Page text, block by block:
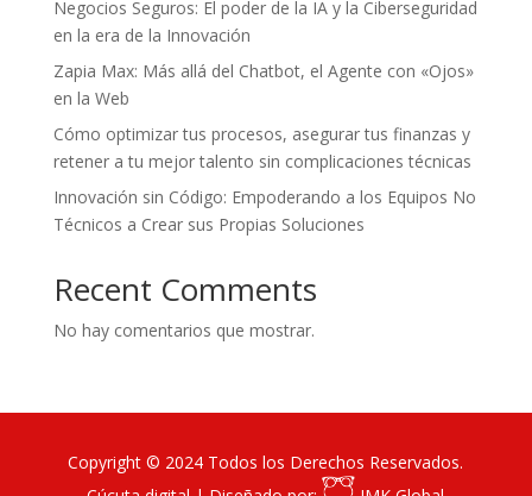
Negocios Seguros: El poder de la IA y la Ciberseguridad
en la era de la Innovación
Zapia Max: Más allá del Chatbot, el Agente con «Ojos»
en la Web
Cómo optimizar tus procesos, asegurar tus finanzas y
retener a tu mejor talento sin complicaciones técnicas
Innovación sin Código: Empoderando a los Equipos No
Técnicos a Crear sus Propias Soluciones
Recent Comments
No hay comentarios que mostrar.
Copyright © 2024 Todos los Derechos Reservados.